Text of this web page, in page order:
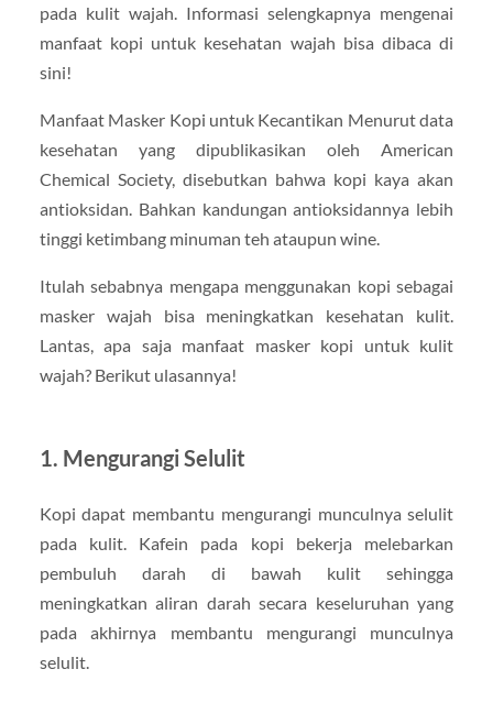
pada kulit wajah. Informasi selengkapnya mengenai
manfaat kopi untuk kesehatan wajah bisa dibaca di
sini!
Manfaat Masker Kopi untuk Kecantikan Menurut data
kesehatan yang dipublikasikan oleh American
Chemical Society, disebutkan bahwa kopi kaya akan
antioksidan. Bahkan kandungan antioksidannya lebih
tinggi ketimbang minuman teh ataupun wine.
Itulah sebabnya mengapa menggunakan kopi sebagai
masker wajah bisa meningkatkan kesehatan kulit.
Lantas, apa saja manfaat masker kopi untuk kulit
wajah? Berikut ulasannya!
1. Mengurangi Selulit
Kopi dapat membantu mengurangi munculnya selulit
pada kulit. Kafein pada kopi bekerja melebarkan
pembuluh darah di bawah kulit sehingga
meningkatkan aliran darah secara keseluruhan yang
pada akhirnya membantu mengurangi munculnya
selulit.